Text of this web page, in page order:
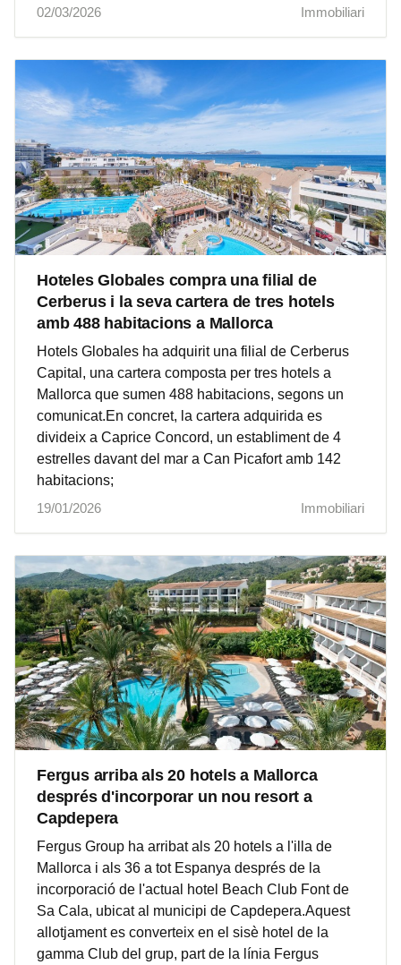
02/03/2026
Immobiliari
Hoteles Globales compra una filial de
Cerberus i la seva cartera de tres hotels
amb 488 habitacions a Mallorca
Hotels Globales ha adquirit una filial de Cerberus
Capital, una cartera composta per tres hotels a
Mallorca que sumen 488 habitacions, segons un
comunicat.En concret, la cartera adquirida es
divideix a Caprice Concord, un establiment de 4
estrelles davant del mar a Can Picafort amb 142
habitacions;
19/01/2026
Immobiliari
Fergus arriba als 20 hotels a Mallorca
després d'incorporar un nou resort a
Capdepera
Fergus Group ha arribat als 20 hotels a l'illa de
Mallorca i als 36 a tot Espanya després de la
incorporació de l'actual hotel Beach Club Font de
Sa Cala, ubicat al municipi de Capdepera.Aquest
allotjament es converteix en el sisè hotel de la
gamma Club del grup, part de la línia Fergus